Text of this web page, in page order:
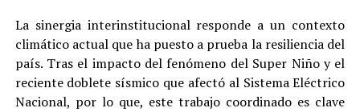
La sinergia interinstitucional responde a un contexto
climático actual que ha puesto a prueba la resiliencia del
país. Tras el impacto del fenómeno del Super Niño y el
reciente doblete sísmico que afectó al Sistema Eléctrico
Nacional, por lo que, este trabajo coordinado es clave